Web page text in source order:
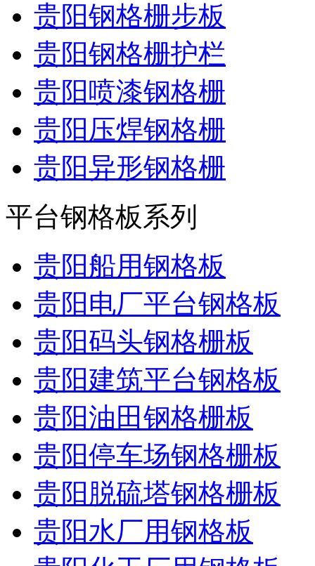
贵阳钢格栅步板
贵阳钢格栅护栏
贵阳喷漆钢格栅
贵阳压焊钢格栅
贵阳异形钢格栅
平台钢格板系列
贵阳船用钢格板
贵阳电厂平台钢格板
贵阳码头钢格栅板
贵阳建筑平台钢格板
贵阳油田钢格栅板
贵阳停车场钢格栅板
贵阳脱硫塔钢格栅板
贵阳水厂用钢格板